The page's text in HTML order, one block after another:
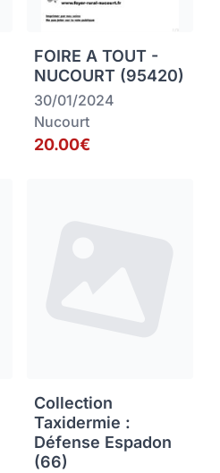
FOIRE A TOUT -
NUCOURT (95420)
30/01/2024
Nucourt
20.00€
Collection
Taxidermie :
Défense Espadon
(66)